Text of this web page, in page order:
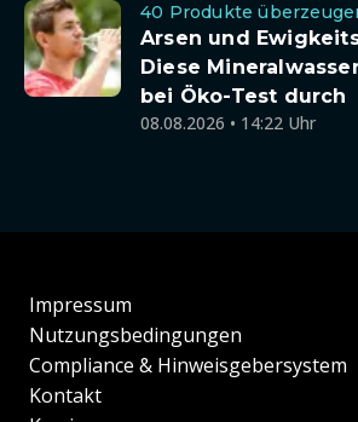
40 Produkte
Arsen und
Diese
bei Öko-Test durch
08.08.2026 • 14:22 Uhr
Impressum
Nutzungsbedingungen
Compliance & Hinweisgebersystem
Kontakt